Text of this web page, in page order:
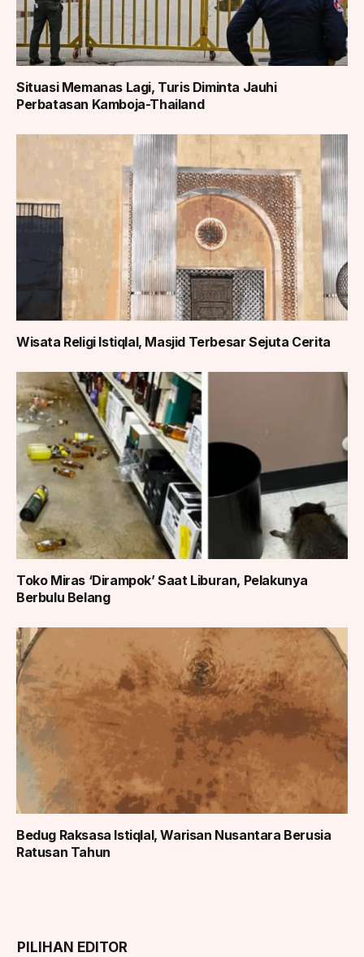
Situasi Memanas Lagi, Turis Diminta Jauhi
Perbatasan Kamboja-Thailand
Wisata Religi Istiqlal, Masjid Terbesar Sejuta Cerita
Toko Miras ‘Dirampok’ Saat Liburan, Pelakunya
Berbulu Belang
Bedug Raksasa Istiqlal, Warisan Nusantara Berusia
Ratusan Tahun
PILIHAN EDITOR